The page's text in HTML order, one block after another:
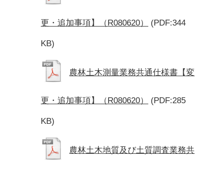
更・追加事項】（R080620） (PDF:344
KB)
農林土木測量業務共通仕様書【変
更・追加事項】（R080620） (PDF:285
KB)
農林土木地質及び土質調査業務共